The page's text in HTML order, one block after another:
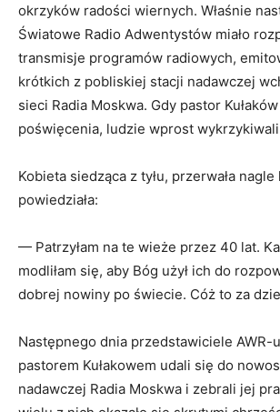
okrzyków radości wiernych. Właśnie
Światowe Radio Adwentystów miało
transmisje programów radiowych,
krótkich z pobliskiej stacji nadawczej
sieci Radia Moskwa. Gdy pastor
poświęcenia, ludzie wprost
Kobieta siedząca z tyłu, przerwała
powie­działa:
— Patrzyłam na te wieże przez 40 lat.
modliłam się, aby Bóg użył ich do
dobrej nowiny po świecie. Cóż to za
Następnego dnia przedstawiciele AWR-
pastorem Kułakowem udali się do
nadawczej Radia Moskwa i zebrali jej